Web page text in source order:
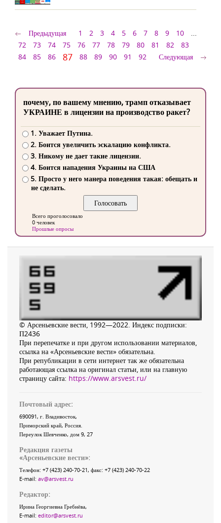
Предыдущая 1 2 3 4 5 6 7 8 9 10
...
72
73 74 75 76 77 78 79 80 81 82
83
84
85 86 87 88 89 90 91 92 Следующая
почему, по вашему мнению, трамп отказывает
УКРАИНЕ в лицензии на производство ракет?
1. Уважает Путина.
2. Боится увеличить эскалацию конфликта.
3. Никому не дает такие лицензии.
4. Боится нападения Украины на США
5. Просто у него манера поведения такая: обещать и
не сделать.
Всего проголосовало
0 человек
Прошлые опросы
© Арсеньевские вести, 1992—2022. Индекс подписки:
П2436
При перепечатке и при другом использовании материалов,
ссылка на «Арсеньевские вести» обязательна.
При републикации в сети интернет так же обязательна
работающая ссылка на оригинал статьи, или на главную
страницу сайта: https://www.arsvest.ru/
Почтовый адрес:
690091, г. Владивосток,
Приморский край, Россия
Переулок Шевченко, дом 9, 27
Редакция газеты
«Арсеньевские вести»:
Телефон: +7 (423) 240-70-21, факс: +7 (423) 240-70-22
E-mail: av@arsvest.ru
Редактор:
Ирина Георгиевна Гребнёва,
E-mail: editor@arsvest.ru